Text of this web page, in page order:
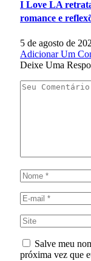
I Love LA
romance e
5 de agosto de
Adicionar Um
Deixe Uma
Salve meu
próxima vez que